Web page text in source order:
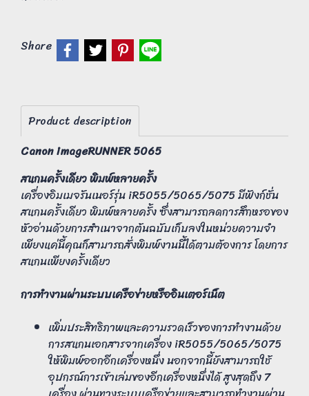
Share
Product description
Canon imageRUNNER 5065
สแกนครั้งเดียว พิมพ์หลายครั้ง
เครื่องอิมเมจรันเนอร์รุ่น iR5055/5065/5075 มีฟังก์ชั่น
สแกนครั้งเดียว พิมพ์หลายครั้ง ซึ่งสามารถลดการสึกหรอของ
หัวอ่านด้วยการสำเนาจากต้นฉบับเก็บลงในหน่วยความจำ
เพียงแค่นี้คุณก็สามารถสั่งพิมพ์งานนี้ได้ตามต้องการ โดยการ
สแกนเพียงครั้งเดียว
การทำงานผ่านระบบเครือข่ายหรืออินเตอร์เน็ต
เพิ่มประสิทธิภาพและความรวดเร็วของการทำงานด้วย
การสแกนเอกสารจากเครื่อง iR5055/5065/5075
ให้พิมพ์ออกอีกเครื่องหนึ่ง นอกจากนี้ยังสามารถใช้
อุปกรณ์การเข้าเล่มของอีกเครื่องหนึ่งได้ สูงสุดถึง 7